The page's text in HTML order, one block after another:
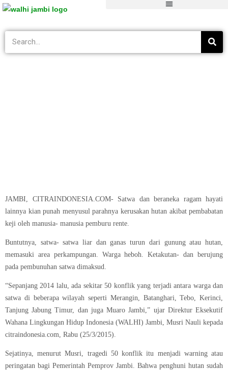
Blog
> Tak Berkategori > Hutan Jambi Rusak Raja Hutan Balas
JAMBI, CITRAINDONESIA.COM- Satwa dan beraneka ragam hayati
lainnya kian punah menyusul parahnya kerusakan hutan akibat pembabatan
keji oleh manusia- manusia pemburu rente.
Buntutnya, satwa- satwa liar dan ganas turun dari gunung atau hutan,
memasuki area perkampungan. Warga heboh. Ketakutan- dan berujung
pada pembunuhan satwa dimaksud.
“Sepanjang 2014 lalu, ada sekitar 50 konflik yang terjadi antara warga dan
satwa di beberapa wilayah seperti Merangin, Batanghari, Tebo, Kerinci,
Tanjung Jabung Timur, dan juga Muaro Jambi,” ujar Direktur Eksekutif
Wahana Lingkungan Hidup Indonesia (WALHI) Jambi, Musri Nauli kepada
citraindonesia.com, Rabu (25/3/2015).
Sejatinya, menurut Musri, tragedi 50 konflik itu menjadi warning atau
peringatan bagi Pemerintah Pemprov Jambi. Bahwa penghuni hutan sudah